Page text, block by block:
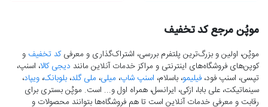
موپُن مرجع کد تخفیف
موپُن، اولین و بزرگ‌ترین پلتفرم بررسی، اشتراک‌گذاری و معرفیکد تخفیف و
کوپن‌های فروشگاه‌های اینترنتی و مراکز خدمات آنلاین مانند دیجی کالا، اسنپ،
تپسی، اسنپ فود، فیلیمو، باسلام، اسنپ شاپ، میلی، ملی گلد، بلوبانک، ویپاد،
سینماتیکت، علی بابا، ازکی، ایرانسل، همراه اول و... است. موپُن بستری برای
رقابت و معرفی خدمات آنلاین است تا هم فروشگاه‌ها بتوانند محصولات و